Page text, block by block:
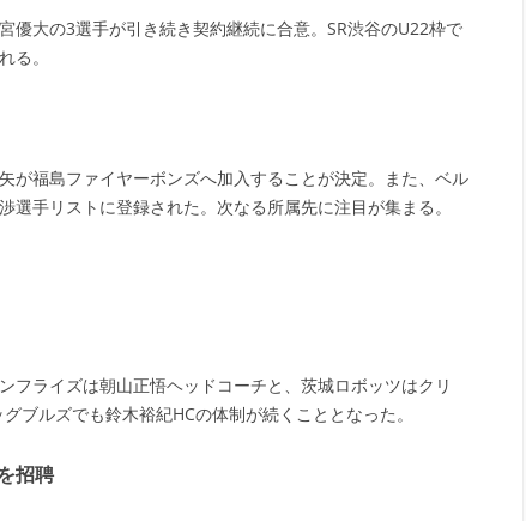
優大の3選手が引き続き契約継続に合意。SR渋谷のU22枠で
る。
が福島ファイヤーボンズへ加入することが決定。また、ベル
手リストに登録された。次なる所属先に注目が集まる。
フライズは朝山正悟ヘッドコーチと、茨城ロボッツはクリ
ブルズでも鈴木裕紀HCの体制が続くこととなった。
招聘